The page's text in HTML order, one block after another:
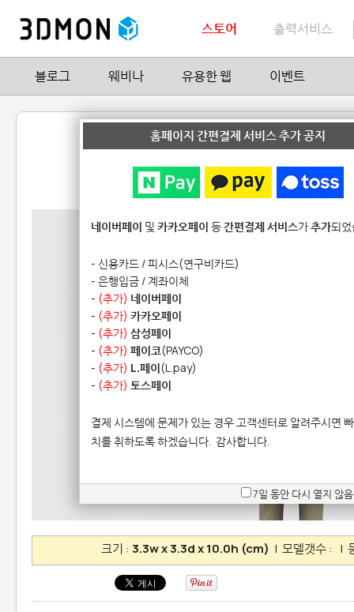
스토어 출력서비스
블로그 웨비나 유용한 웹 이벤트
백투더퓨쳐 미친박사
피규어천국 2| Hit15,658
크기 : 3.3w x 3.3d x 10.0h (cm) | 모델갯수 : |
홈페이지 간편결제 서비스 추가 공지
네이버페이 및 카카오페이 등간편결제 서비스가추가되
- 신용카드 / 피시스(연구비카드)
- 은행입금 / 계좌이체
- (추가) 네이버페이
- (추가) 카카오페이
- (추가) 삼성페이
- (추가) 페이코(PAYCO)
- (추가) L.페이(L.pay)
- (추가) 토스페이
결제 시스템에 문제가 있는 경우 고객센터로 알려주시면
치를 취하도록 하겠습니다. 감사합니다.
7일 동안 다시 열지 않음